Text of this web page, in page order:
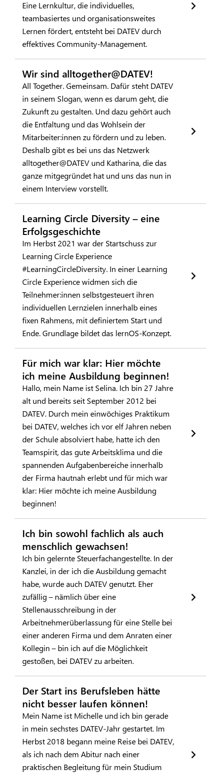
Eine Lernkultur, die individuelles,
teambasiertes und organisationsweites
Lernen fördert, entsteht bei DATEV durch
effektives Community-Management.
Wir sind alltogether@DATEV!
All Together. Gemeinsam. Dafür steht DATEV
in seinem Slogan, wenn es darum geht, die
Zukunft zu gestalten. Und dazu gehört auch
die Entfaltung und das Wohlsein der
Mitarbeiter:innen zu fördern und zu leben.
Deshalb gibt es bei uns das Netzwerk
alltogether@DATEV und Katharina, die das
ganze mitgegründet hat und uns das nun in
einem Interview vorstellt.
Learning Circle Diversity – eine
Erfolgsgeschichte
Im Herbst 2021 war der Startschuss zur
Learning Circle Experience
#LearningCircleDiversity. In einer Learning
Circle Experience widmen sich die
Teilnehmer:innen selbstgesteuert ihren
individuellen Lernzielen innerhalb eines
fixen Rahmens, mit definiertem Start und
Ende. Grundlage bildet das lernOS-Konzept.
Für mich war klar: Hier möchte
ich meine Ausbildung beginnen!
Hallo, mein Name ist Selina. Ich bin 27 Jahre
alt und bereits seit September 2012 bei
DATEV. Durch mein einwöchiges Praktikum
bei DATEV, welches ich vor elf Jahren neben
der Schule absolviert habe, hatte ich den
Teamspirit, das gute Arbeitsklima und die
spannenden Aufgabenbereiche innerhalb
der Firma hautnah erlebt und für mich war
klar: Hier möchte ich meine Ausbildung
beginnen!
Ich bin sowohl fachlich als auch
menschlich gewachsen!
Ich bin gelernte Steuerfachangestellte. In der
Kanzlei, in der ich die Ausbildung gemacht
habe, wurde auch DATEV genutzt. Eher
zufällig – nämlich über eine
Stellenausschreibung in der
Arbeitnehmerüberlassung für eine Stelle bei
einer anderen Firma und dem Anraten einer
Kollegin – bin ich auf die Möglichkeit
gestoßen, bei DATEV zu arbeiten.
Der Start ins Berufsleben hätte
nicht besser laufen können!
Mein Name ist Michelle und ich bin gerade
in mein sechstes DATEV-Jahr gestartet. Im
Herbst 2018 begann meine Reise bei DATEV,
als ich nach dem Abitur nach einer
praktischen Begleitung für mein Studium